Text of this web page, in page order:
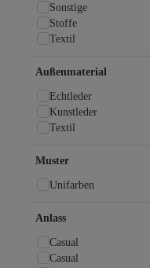
Sonstige
Stoffe
Textil
Außenmaterial
Echtleder
Kunstleder
Textil
Muster
Unifarben
Anlass
Casual
Casual